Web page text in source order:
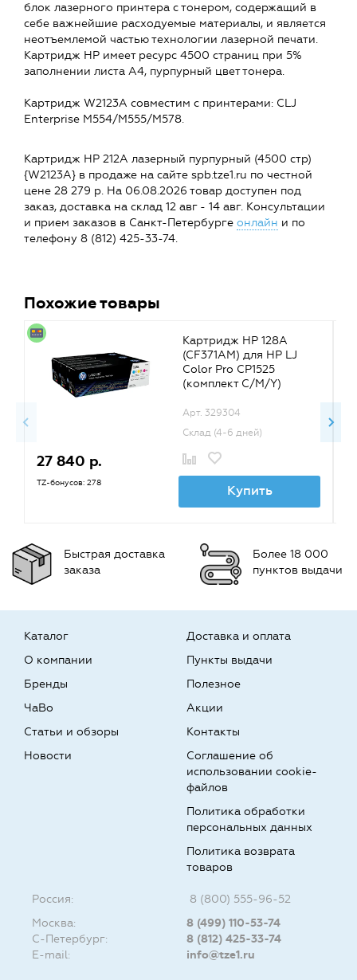
блок лазерного принтера с тонером, содержащий в
себе важнейшие расходуемые материалы, и является
неотъемлемой частью технологии лазерной печати.
Картридж HP имеет ресурс 4500 страниц при 5%
заполнении листа А4, пурпурный цвет тонера.
Картридж W2123A совместим c принтерами: CLJ
Enterprise M554/M555/M578.
Картридж HP 212A лазерный пурпурный (4500 стр)
{W2123A} в продаже на сайте spb.tze1.ru по честной
цене 28 279 р. На 06.08.2026 товар доступен под
заказ, доставка на склад 12 авг - 14 авг. Консультации
и прием заказов в Санкт-Петербурге онлайн и по
телефону 8 (812) 425-33-74.
Похожие товары
Картридж HP 128A
(CF371AM) для HP LJ
Color Pro CP1525
(комплект C/M/Y)
Арт. 329304
Склад (4-6 дней)
27 840 р.
TZ-бонусов: 278 Купить
Быстрая доставка
заказа
Более 18 000
пунктов выдачи
Каталог
О компании
Бренды
Доставка и оплата
Пункты выдачи
Полезное
ЧаВо
Статьи и обзоры
Новости
Акции
Контакты
Соглашение об
использовании cookie-
файлов
Политика обработки
персональных данных
Политика возврата
товаров
Россия:
8 (800) 555-96-52
Москва:
8 (499) 110-53-74
С-Петербург:
8 (812) 425-33-74
E-mail:
info@tze1.ru